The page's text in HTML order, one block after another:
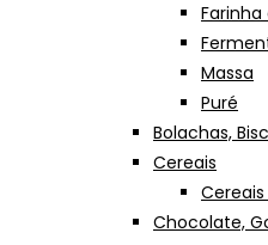
Farinha
Massa
Puré
Bolachas,
Cereais
Chocolate,